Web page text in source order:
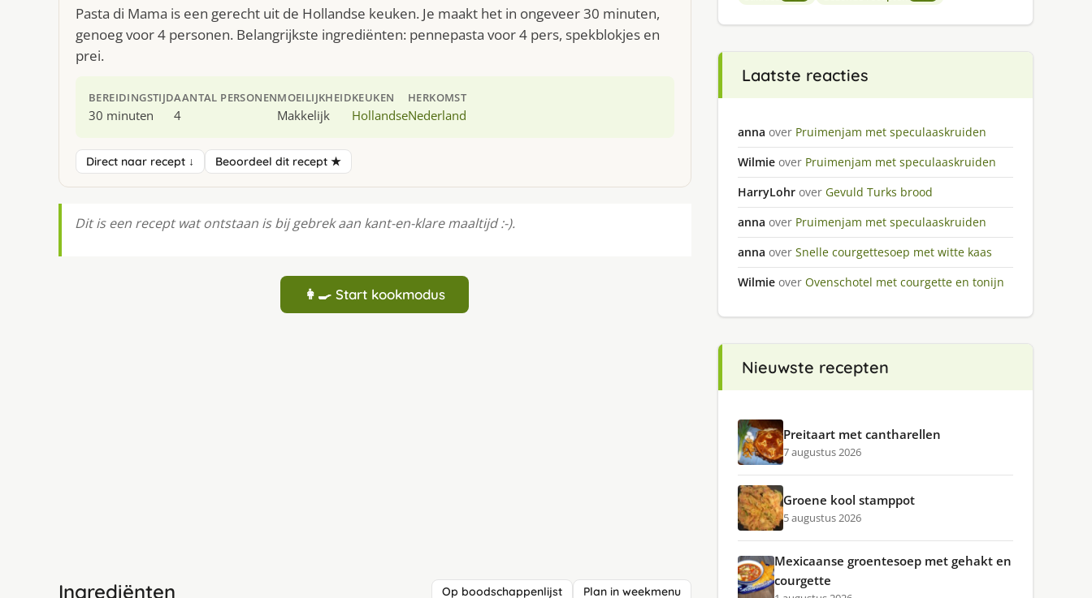
Pasta di Mama is een gerecht uit de Hollandse keuken. Je maakt het in ongeveer 30 minuten,
genoeg voor 4 personen. Belangrijkste ingrediënten: pennepasta voor 4 pers, spekblokjes en
prei.
BEREIDINGSTIJD
30 minuten
AANTAL PERSONEN
4
MOEILIJKHEID
Makkelijk
KEUKEN
Hollandse
HERKOMST
Nederland
Direct naar recept ↓ Beoordeel dit recept ★
Dit is een recept wat ontstaan is bij gebrek aan kant-en-klare maaltijd :-).
👩‍🍳 Start kookmodus
Ingrediënten Op boodschappenlijst Plan in weekmenu
Laatste reacties
anna over Pruimenjam met speculaaskruiden
Wilmie over Pruimenjam met speculaaskruiden
HarryLohr over Gevuld Turks brood
anna over Pruimenjam met speculaaskruiden
anna over Snelle courgettesoep met witte kaas
Wilmie over Ovenschotel met courgette en tonijn
Nieuwste recepten
Preitaart met cantharellen
7 augustus 2026
Groene kool stamppot
5 augustus 2026
Mexicaanse groentesoep met gehakt en
courgette